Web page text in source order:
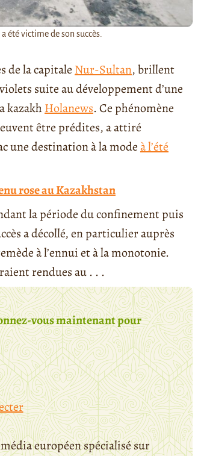
été victime de son succès.
de la capitaleNur-Sultan, brillent
suite au développement d’une
kazakhHolanews. Ce phénomène
être prédites, a attiré
une destination à la modeà l’été
rose au Kazakhstan
la période du confinement puis
a décollé, en particulier auprès
à l’ennui et à la monotonie.
rendues au . . .
vous maintenant pour
européen spécialisé sur